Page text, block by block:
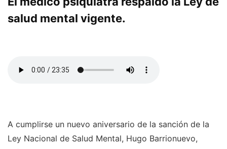
salud mental vigente.
A cumplirse un nuevo aniversario de la sanción de la
Ley Nacional de Salud Mental, Hugo Barrionuevo,